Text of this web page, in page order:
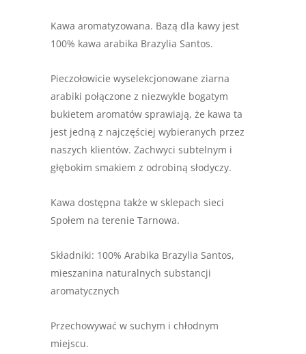
Kawa aromatyzowana. Bazą dla kawy jest
100% kawa arabika Brazylia Santos.
Pieczołowicie wyselekcjonowane ziarna
arabiki połączone z niezwykle bogatym
bukietem aromatów sprawiają, że kawa ta
jest jedną z najczęściej wybieranych przez
naszych klientów. Zachwyci subtelnym i
głębokim smakiem z odrobiną słodyczy.
Kawa dostępna także w sklepach sieci
Społem na terenie Tarnowa.
Składniki: 100% Arabika Brazylia Santos,
mieszanina naturalnych substancji
aromatycznych
Przechowywać w suchym i chłodnym
miejscu.